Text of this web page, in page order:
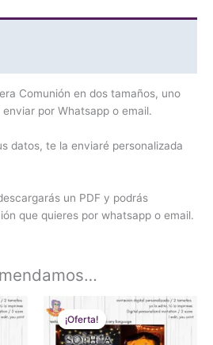
Comunión en dos tamaños, uno
por Whatsapp o email.
datos, te la enviaré personalizada
un PDF y podrás
que quieres por whatsapp o email.
¡Oferta!
¡Oferta!
precio
original
era:
precio
actual
es: